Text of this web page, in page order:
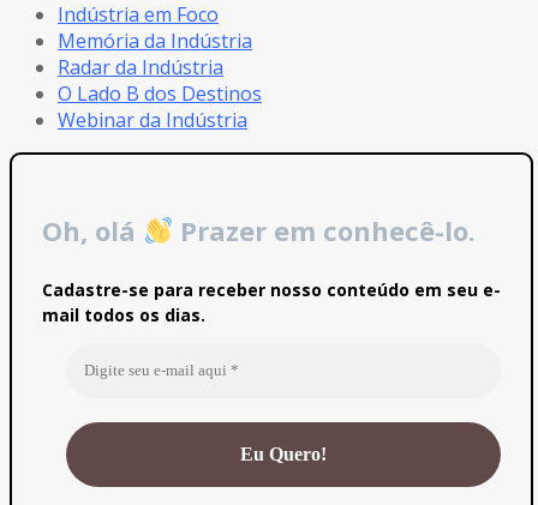
Indústria em Foco
Memória da Indústria
Radar da Indústria
O Lado B dos Destinos
Webinar da Indústria
Oh, olá Prazer em conhecê-lo.
Cadastre-se para receber nosso conteúdo em seu e-
mail todos os dias.